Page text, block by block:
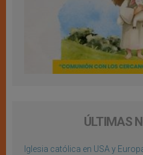
ÚLTIMAS
Iglesia católica en USA y